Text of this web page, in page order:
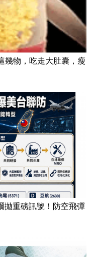
幾物，吃走大肚囊，瘦
拋重磅訊號！防空飛彈